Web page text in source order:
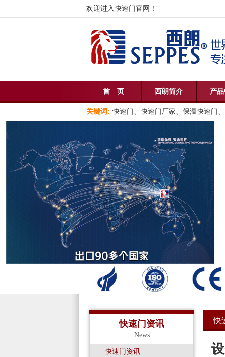
欢迎进入快速门官网！
首 页 西朗简介 产
关键词: 快速门、快速门厂家、保温快速门
快速门资讯
News
快速门资讯
快